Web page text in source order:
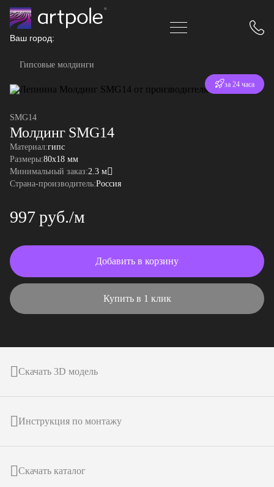
Ваш город:
Гипсовые молдинги
Отгрузка
SMG14
Молдинг SMG14
Материал:гипс
Размеры:80x18 мм
Минимальный заказ:2.3 м
Страна-производитель:Россия
997 руб./м
Добавить в корзину
Купить в 1 клик
Скачать 3D модель
Инструкция по монтажу
Скачать каталог